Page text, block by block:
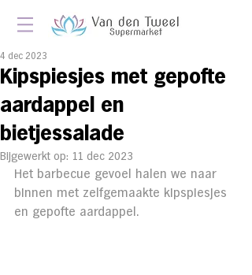
Kipspiesjes met gepofte
aardappel en
bietjessalade
4 dec 2023
Bijgewerkt op: 11 dec 2023
Het barbecue gevoel halen we naar
binnen met zelfgemaakte kipspiesjes
en gepofte aardappel.